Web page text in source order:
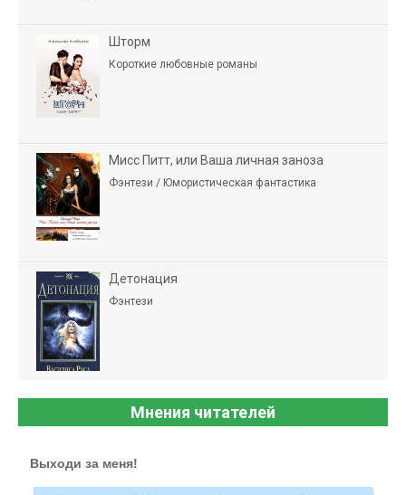
Шторм
Короткие любовные романы
Мисс Питт, или Ваша личная заноза
Фэнтези / Юмористическая фантастика
Детонация
Фэнтези
Мнения читателей
Выходи за меня!